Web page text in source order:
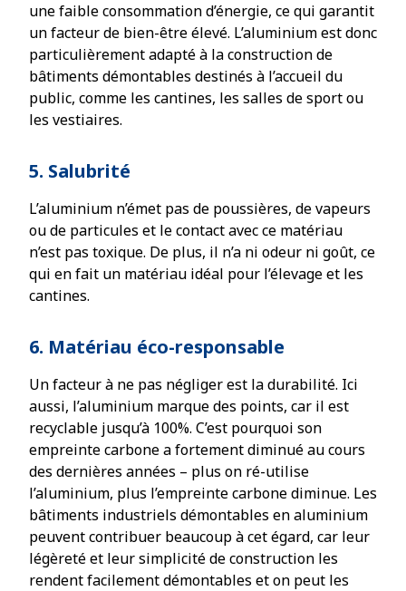
une faible consommation d’énergie, ce qui garantit
un facteur de bien-être élevé. L’aluminium est donc
particulièrement adapté à la construction de
bâtiments démontables destinés à l’accueil du
public, comme les cantines, les salles de sport ou
les vestiaires.
5. Salubrité
L’aluminium n’émet pas de poussières, de vapeurs
ou de particules et le contact avec ce matériau
n’est pas toxique. De plus, il n’a ni odeur ni goût, ce
qui en fait un matériau idéal pour l’élevage et les
cantines.
6. Matériau éco-responsable
Un facteur à ne pas négliger est la durabilité. Ici
aussi, l’aluminium marque des points, car il est
recyclable jusqu’à 100%. C’est pourquoi son
empreinte carbone a fortement diminué au cours
des dernières années – plus on ré-utilise
l’aluminium, plus l’empreinte carbone diminue. Les
bâtiments industriels démontables en aluminium
peuvent contribuer beaucoup à cet égard, car leur
légèreté et leur simplicité de construction les
rendent facilement démontables et on peut les